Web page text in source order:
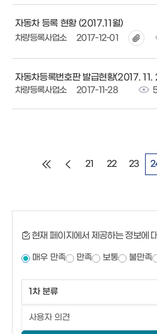
자동차 등록 현황 (2017.11월)
차량등록사업소 2017-12-01
자동차등록번호판 발급현황(2017. 11.
차량등록사업소 2017-11-28
21 22 23
현재 페이지에서 제공하는 정보에
매우 만족 만족 보통 불만족